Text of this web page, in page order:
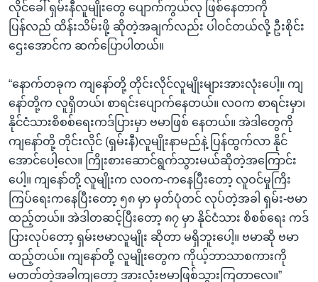
လိုင်ခေါ် ရှမ်းနီလူမျိုးတွေ ပျောက်ကွယ်လု ဖြစ်နေတာကို
ပြန်လည် ထိန်းသိမ်းဖို့ ဆိုတဲ့အချက်လည်း ပါဝင်တယ်လို့ ဦးစိုင်း
ဌေးအောင်က ဆက်ပြောပါတယ်။
“နောက်တခုက ကျနော်တို့ တိုင်းလိုင်လူမျိုးများအားလုံးပေါ့။ ကျ
နော်တို့က လူရှိတယ်၊ စာရင်းပျောက်နေတယ်။ လဝက စာရင်းမှာ၊
နိုင်ငံသားစိစစ်ရေးကဒ်ပြားမှာ ဗမာဖြစ် နေတယ်။ အဲဒါတွေကို
ကျနော်တို့ တိုင်းလိုင် (ရှမ်းနီ)လူမျိုးနာမည်နဲ့ ပြန်ထွက်လာ နိုင်
အောင်ပေါ့လေ။ ကြိုးစားဆောင်ရွက်သွားမယ်ဆိုတဲ့အကြောင်း
ပေါ့။ ကျနော်တို့ လူမျိုးက လဝက-ကနေပြီးတော့ လူဝင်မှုကြိး
ကြပ်ရေးကနေပြီးတော့ ၅၈ မှာ မှတ်ပုံတင် လုပ်တဲ့အခါ ရှမ်း-ဗမာ
ထည့်တယ်။ အဲဒါတဆင့်ပြီးတော့ ၈၇ မှာ နိုင်ငံသား စိစစ်ရေး ကဒ်
ပြားလုပ်တော့ ရှမ်းဗမာလူမျိုး ဆိုတာ မရှိဘူးပေါ့။ ဗမာဆို ဗမာ
ထည့်တယ်။ ကျနော်တို့ လူမျိုးတွေက ကိုယ့်ဘာသာစကားကို
မတတ်တဲ့အခါကျတော့ အားလုံးဗမာဖြစ်သွားကြတာလေ။”